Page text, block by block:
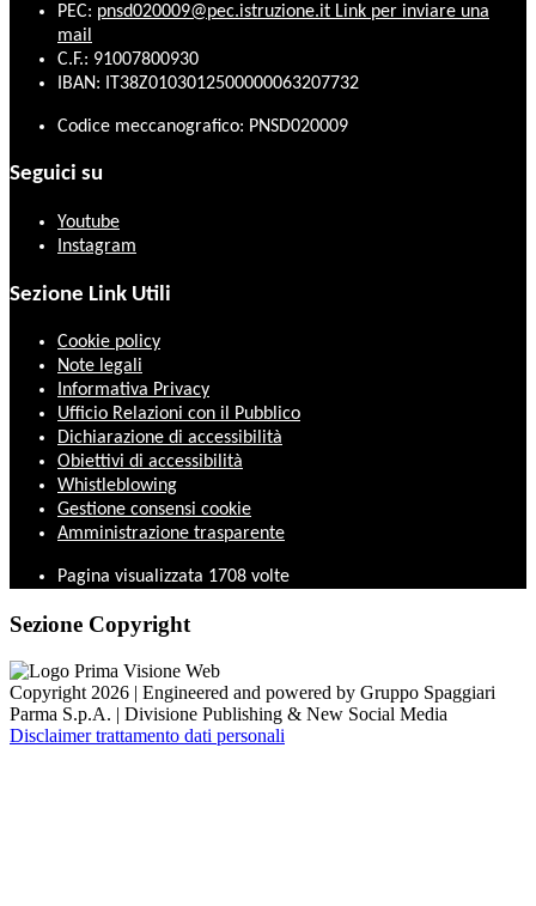
PEC: pnsd020009@pec.istruzione.it Link per inviare una
mail
C.F.: 91007800930
IBAN: IT38Z0103012500000063207732
Codice meccanografico: PNSD020009
Seguici su
Youtube
Instagram
Sezione Link Utili
Cookie policy
Note legali
Informativa Privacy
Ufficio Relazioni con il Pubblico
Dichiarazione di accessibilità
Obiettivi di accessibilità
Whistleblowing
Gestione consensi cookie
Amministrazione trasparente
Pagina visualizzata 1708 volte
Sezione Copyright
Copyright 2026 | Engineered and powered by Gruppo Spaggiari
Parma S.p.A. | Divisione Publishing & New Social Media
Disclaimer trattamento dati personali